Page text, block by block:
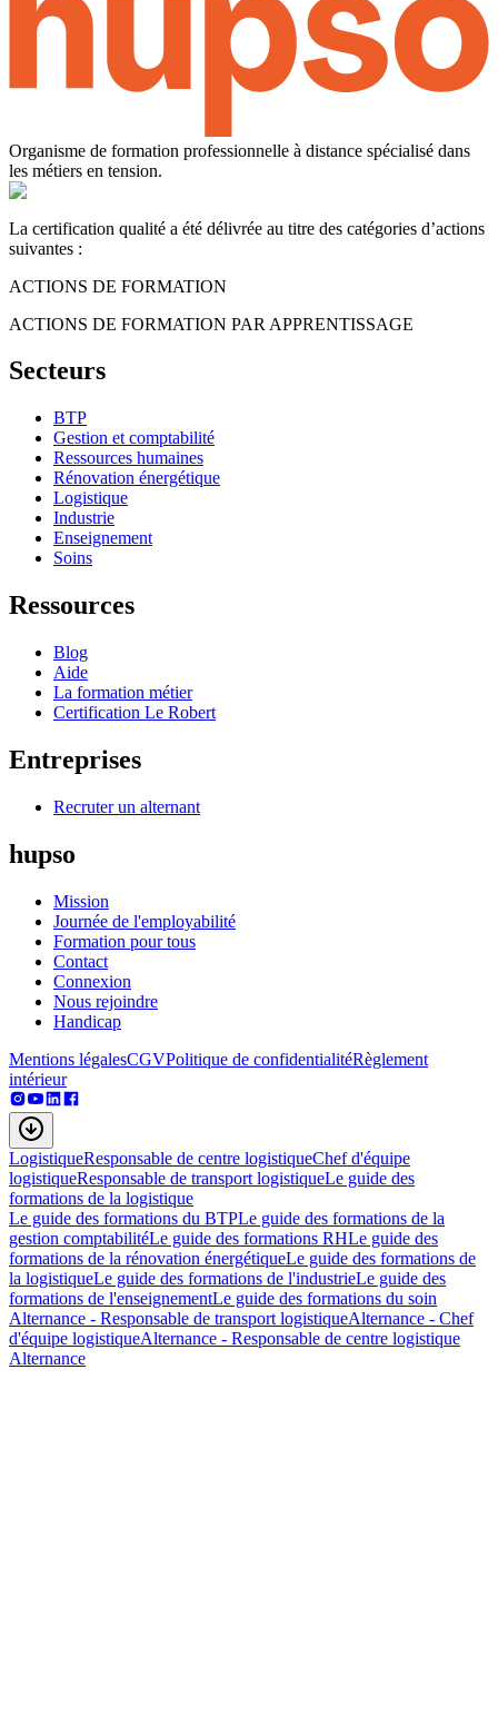
Organisme de formation professionnelle à distance spécialisé dans
les métiers en tension.
La certification qualité a été délivrée au titre des catégories d’actions
suivantes :
ACTIONS DE FORMATION
ACTIONS DE FORMATION PAR APPRENTISSAGE
Secteurs
BTP
Gestion et comptabilité
Ressources humaines
Rénovation énergétique
Logistique
Industrie
Enseignement
Soins
Ressources
Blog
Aide
La formation métier
Certification Le Robert
Entreprises
Recruter un alternant
hupso
Mission
Journée de l'employabilité
Formation pour tous
Contact
Connexion
Nous rejoindre
Handicap
Mentions légalesCGVPolitique de confidentialitéRèglement
intérieur
LogistiqueResponsable de centre logistiqueChef d'équipe
logistiqueResponsable de transport logistiqueLe guide des
formations de la logistique
Le guide des formations du BTPLe guide des formations de la
gestion comptabilitéLe guide des formations RHLe guide des
formations de la rénovation énergétiqueLe guide des formations de
la logistiqueLe guide des formations de l'industrieLe guide des
formations de l'enseignementLe guide des formations du soin
Alternance - Responsable de transport logistiqueAlternance - Chef
d'équipe logistiqueAlternance - Responsable de centre logistique
Alternance